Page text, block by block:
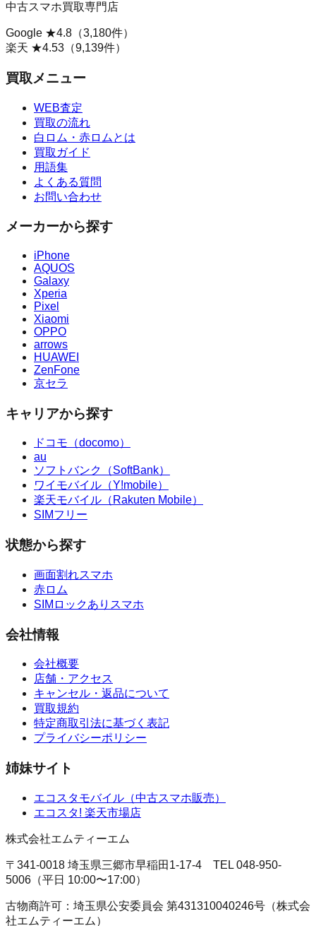
中古スマホ買取専門店
Google ★4.8 （3,180件）
楽天 ★4.53 （9,139件）
買取メニュー
WEB査定
買取の流れ
白ロム・赤ロムとは
買取ガイド
用語集
よくある質問
お問い合わせ
メーカーから探す
iPhone
AQUOS
Galaxy
Xperia
Pixel
Xiaomi
OPPO
arrows
HUAWEI
ZenFone
京セラ
キャリアから探す
ドコモ（docomo）
au
ソフトバンク（SoftBank）
ワイモバイル（Y!mobile）
楽天モバイル（Rakuten Mobile）
SIMフリー
状態から探す
画面割れスマホ
赤ロム
SIMロックありスマホ
会社情報
会社概要
店舗・アクセス
キャンセル・返品について
買取規約
特定商取引法に基づく表記
プライバシーポリシー
姉妹サイト
エコスタモバイル （中古スマホ販売）
エコスタ! 楽天市場店
株式会社エムティーエム
〒341-0018 埼玉県三郷市早稲田1-17-4 TEL 048-950-
5006 （平日 10:00〜17:00）
古物商許可： 埼玉県公安委員会 第431310040246号 （株式会
社エムティーエム ）